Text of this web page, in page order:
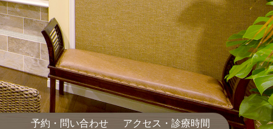
予約・問い合わせ アクセス・診療時間